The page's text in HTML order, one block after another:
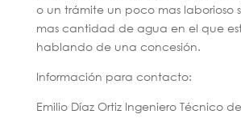
o un trámite un poco mas laborioso
mas cantidad de agua en el que
hablando de una concesión.
Información para contacto:
Emilio Díaz Ortiz Ingeniero Técnico